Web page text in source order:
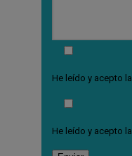
He leído y acepto la
He leído y acepto la